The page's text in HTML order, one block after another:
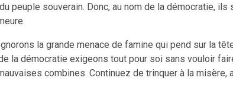
peuple souverain. Donc, au nom de la démocratie,
la grande menace de famine qui pend sur la
la démocratie exigeons tout pour soi sans vouloir
combines. Continuez de trinquer à la